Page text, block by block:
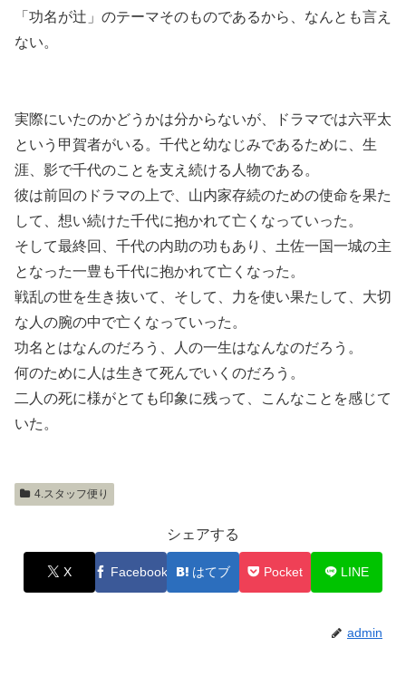
「功名が辻」のテーマそのものであるから、なんとも言え
ない。
実際にいたのかどうかは分からないが、ドラマでは六平太
という甲賀者がいる。千代と幼なじみであるために、生
涯、影で千代のことを支え続ける人物である。
彼は前回のドラマの上で、山内家存続のための使命を果た
して、想い続けた千代に抱かれて亡くなっていった。
そして最終回、千代の内助の功もあり、土佐一国一城の主
となった一豊も千代に抱かれて亡くなった。
戦乱の世を生き抜いて、そして、力を使い果たして、大切
な人の腕の中で亡くなっていった。
功名とはなんのだろう、人の一生はなんなのだろう。
何のために人は生きて死んでいくのだろう。
二人の死に様がとても印象に残って、こんなことを感じて
いた。
4.スタッフ便り
シェアする
X Facebook はてブ Pocket LINE
admin